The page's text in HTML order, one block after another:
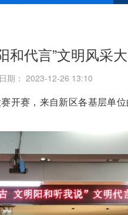
和代言”文明风采
期： 2023-12-26 13:10
开赛，来自新区各基层单